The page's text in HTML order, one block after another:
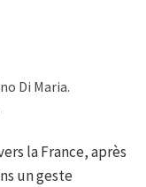
Di Maria.
la France, après
un geste